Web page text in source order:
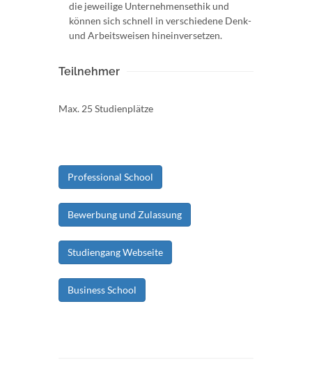
die jeweilige Unternehmensethik und
können sich schnell in verschiedene Denk-
und Arbeitsweisen hineinversetzen.
Teilnehmer
Max. 25 Studienplätze
Professional School
Bewerbung und Zulassung
Studiengang Webseite
Business School